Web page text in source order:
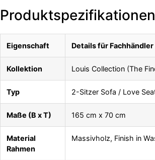
Eigenschaft Details für Fachhändler
Kollektion Louis Collection (The
Typ 2-Sitzer Sofa / Love
Maße (B x T) 165 cm x 70 cm
Material
Rahmen
Massivholz, Finish in